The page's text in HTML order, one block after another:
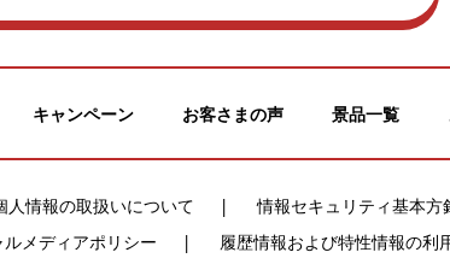
キャンペーン お客さまの声 景品一覧
人情報の取扱いについて
情報セキュリティ基本方
ルメディアポリシー 履歴情報および特性情報の利